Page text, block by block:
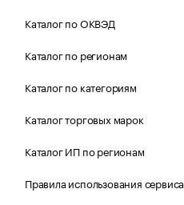
Каталог по ОКВЭД
Каталог по регионам
Каталог по категориям
Каталог торговых марок
Каталог ИП по регионам
Правила использования сервиса